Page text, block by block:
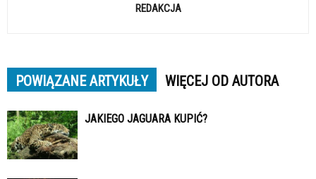
REDAKCJA
POWIĄZANE ARTYKUŁY WIĘCEJ OD AUTORA
JAKIEGO JAGUARA KUPIĆ?